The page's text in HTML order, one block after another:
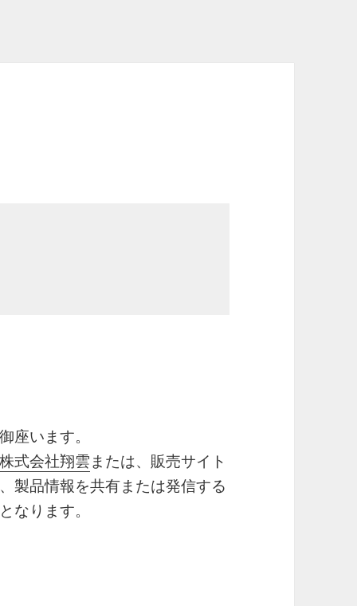
座います。
株式会社翔雲または、販売サイト
製品情報を共有または発信する
なります。